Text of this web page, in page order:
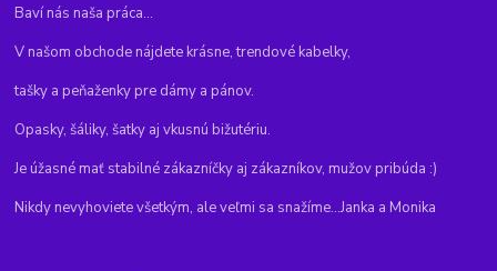
Baví nás naša práca...
V našom obchode nájdete krásne, trendové kabelky,
tašky a peňaženky pre dámy a pánov.
Opasky, šáliky, šatky aj vkusnú bižutériu.
Je úžasné mať stabilné zákazníčky aj zákazníkov, mužov pribúda :)
Nikdy nevyhoviete všetkým, ale veľmi sa snažíme...Janka a Monika